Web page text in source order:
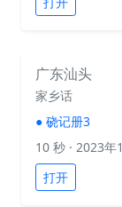
广东汕头
家乡话
● 硗记册3
10 秒 · 2023
打开